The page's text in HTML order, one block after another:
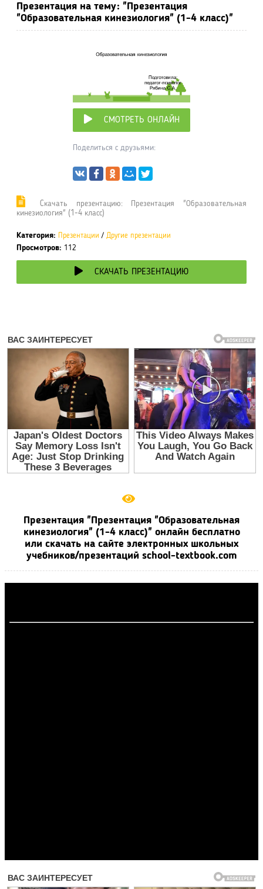
Презентация на тему: "Презентация
"Образовательная кинезиология" (1-4 класс)"
СМОТРЕТЬ ОНЛАЙН
Поделиться с друзьями:
Cкачать презентацию: Презентация "Образовательная
кинезиология" (1-4 класс)
Категория: Презентации / Другие презентации
Просмотров: 112
СКАЧАТЬ ПРЕЗЕНТАЦИЮ
Презентация "Презентация "Образовательная
кинезиология" (1-4 класс)" онлайн бесплатно
или скачать на сайте электронных школьных
учебников/презентаций school-textbook.com